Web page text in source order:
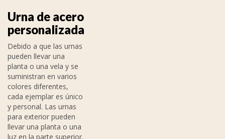
Urna de acero
personalizada
Debido a que las urnas
pueden llevar una
planta o una vela y se
suministran en varios
colores diferentes,
cada ejemplar es único
y personal. Las urnas
para exterior pueden
llevar una planta o una
luz en la parte superior.